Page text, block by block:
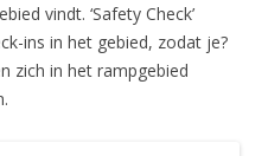
vindt. ‘Safety Check’
ins in het gebied, zodat je?
zich in het rampgebied